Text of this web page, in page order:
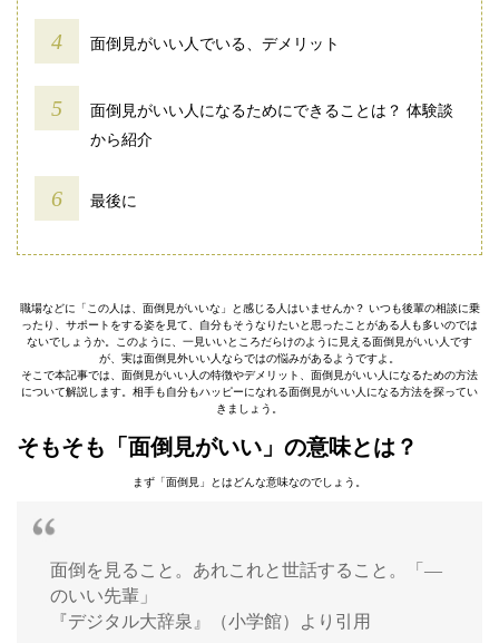
面倒見がいい人でいる、デメリット
面倒見がいい人になるためにできることは？ 体験談
から紹介
最後に
職場などに「この人は、面倒見がいいな」と感じる人はいませんか？ いつも後輩の相談に乗
ったり、サポートをする姿を見て、自分もそうなりたいと思ったことがある人も多いのでは
ないでしょうか。このように、一見いいところだらけのように見える面倒見がいい人です
が、実は面倒見外いい人ならではの悩みがあるようですよ。
そこで本記事では、面倒見がいい人の特徴やデメリット、面倒見がいい人になるための方法
について解説します。相手も自分もハッピーになれる面倒見がいい人になる方法を探ってい
きましょう。
そもそも「面倒見がいい」の意味とは？
まず「面倒見」とはどんな意味なのでしょう。
面倒を見ること。あれこれと世話すること。「―
のいい先輩」
『デジタル大辞泉』（小学館）より引用